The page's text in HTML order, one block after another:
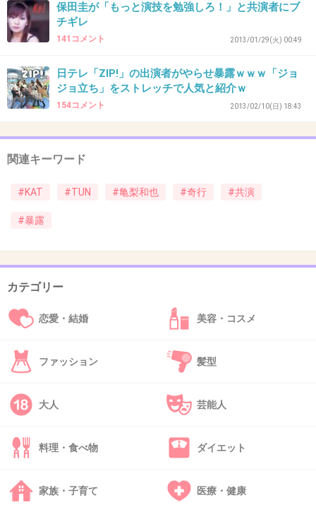
+41 -3
36. 匿名2013/05/15(水) 20:48:45
最近発売した雑誌の表紙がカッコ良くてびっく
思わず旦那に買って帰った。
37. 匿名2013/05/16(木) 00:29:43
亀梨すきじゃないけど、
三木聡監督だから、めっちゃ楽しみ！
観たい！
38. 匿名 2013/05/16(木) 01:02:39
仕事もキッチリこなして、なんだか本当に頑張
ってるって感じする。
KAT-TUN、ファンじゃないけど赤西がいたとき
より全然印象いい！
保田圭が「もっと演技を勉強しろ！」と共演者にブ
チギレ
141コメント 2013/01/29(火) 00:49
日テレ「ZIP!」の出演者がやらせ暴露ｗｗｗ「ジョ
ジョ立ち」をストレッチで人気と紹介ｗ
154コメント 2013/02/10(日) 18:43
関連キーワード
#KAT #TUN #亀梨和也 #奇行 #共演
#暴露
カテゴリー
恋愛・結婚 美容・コスメ
ファッション 髪型
大人 芸能人
料理・食べ物 ダイエット
家族・子育て 医療・健康